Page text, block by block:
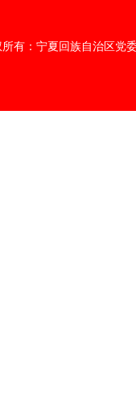
所有：宁夏回族自治